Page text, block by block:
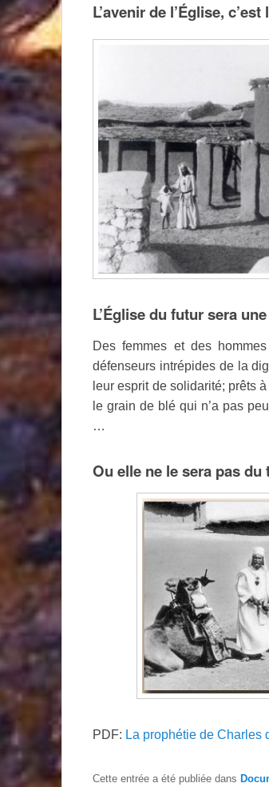
L’avenir de l’Église,
L’Église du futur sera
Des femmes et des
défenseurs intrépides de la
leur esprit de solidarité; prêts
le grain de blé qui n’a pas
…
Ou elle ne le sera pas du
PDF: La prophétie de Charles
Cette entrée a été publiée dans